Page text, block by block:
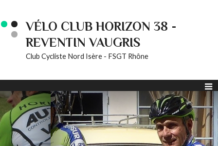
VÉLO CLUB HORIZON 38 -
REVENTIN VAUGRIS
Club Cycliste Nord Isère - FSGT Rhône